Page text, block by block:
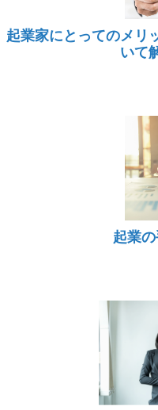
起業家にとってのメリ
いて
起業